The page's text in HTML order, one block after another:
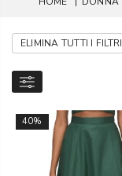
ELIMINA TUTTI I FILTRI
40%